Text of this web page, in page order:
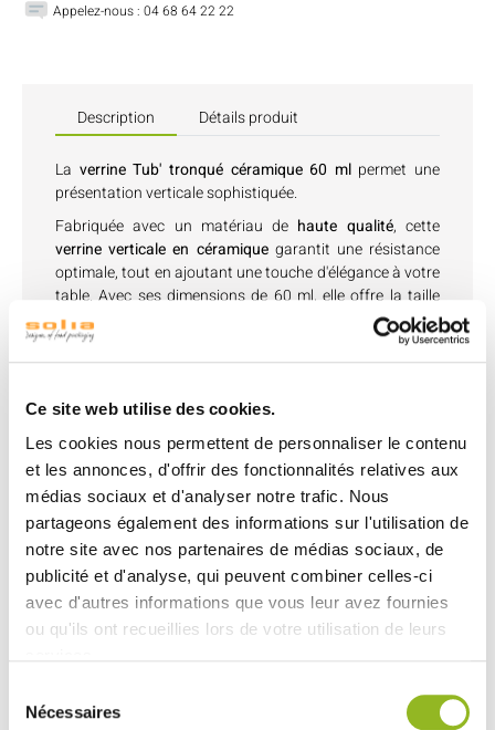
Ce site web utilise des cookies.
Les cookies nous permettent de personnaliser le contenu
et les annonces, d'offrir des fonctionnalités relatives aux
médias sociaux et d'analyser notre trafic. Nous
partageons également des informations sur l'utilisation de
notre site avec nos partenaires de médias sociaux, de
publicité et d'analyse, qui peuvent combiner celles-ci
avec d'autres informations que vous leur avez fournies
ou qu'ils ont recueillies lors de votre utilisation de leurs
Nécessaires
Appelez-nous : 04 68 64 22 22
Description Détails produit
La verrine Tub' tronqué céramique 60 ml permet une
présentation verticale sophistiquée.
Fabriquée avec un matériau de haute qualité, cette
verrine verticale en céramiquegarantit une résistance
optimale, tout en ajoutant une touche d'élégance à votre
table. Avec ses dimensions de 60 ml, elle offre la taille
parfaite pour présenter de délicieuses bouchées.
résistante au four,
chaudes à l'avance et de les servir directement dans la
même verrine, facilitant ainsi le service et minimisant le
nettoyage. De plus, elle estcompatible avec le micro-
ondes, vous offrant la flexibilité de réchauffer
rapidement vos plats au besoin.
Cette verrine est égalementcongelable, ce qui vous
permet de préparer vos créations à l'avance et de les
stocker au congélateur jusqu'au moment de les servir.
Après utilisation, elle peut être lavée et réutilisée.
Avec sa capacité à résister à destempératures allant de